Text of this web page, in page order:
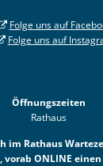
Folge uns auf
Folge uns auf
Öffnungszeiten
Rathaus
im Rathaus
ONLINE einen